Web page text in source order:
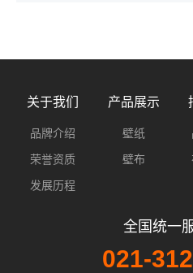
关于我们
品牌介绍
荣誉资质
发展历程
产品展示
壁纸
壁布
全国统一
021-